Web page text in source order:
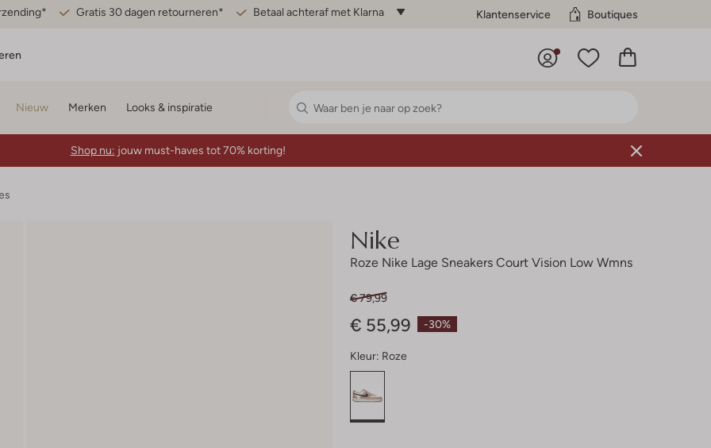
Gratis 30 dagen retourneren* Betaal achteraf met Klarna Klantenservice Boutiques
Nieuw Merken Looks & inspiratie
Shop nu: jouw must-haves tot 70% korting!
Nike
Roze Nike Lage Sneakers Court Vision Low Wmns
-30%
€ 79,99
€ 55,99
Kleur: Roze